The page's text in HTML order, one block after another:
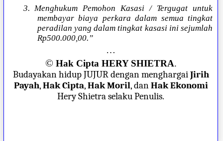
3. Menghukum Pemohon Kasasi / Tergugat untuk
membayar biaya perkara dalam semua tingkat
peradilan yang dalam tingkat kasasi ini sejumlah
Rp500.000,00.”
…
© Hak Cipta HERY SHIETRA.
Budayakan hidup JUJUR dengan menghargaiJirih
Payah,Hak Cipta,Hak Moril, danHak Ekonomi
Hery Shietra selaku Penulis.